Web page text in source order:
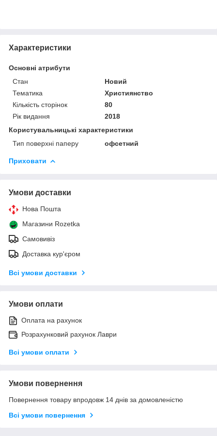
Характеристики
Основні атрибути
Стан
Новий
Тематика
Християнство
Кількість сторінок
80
Рік видання
2018
Користувальницькі характеристики
Тип поверхні паперу
офсетний
Приховати
Умови доставки
Нова Пошта
Магазини Rozetka
Самовивіз
Доставка кур'єром
Всі умови доставки
Умови оплати
Оплата на рахунок
Розрахунковий рахунок Лаври
Всі умови оплати
Умови повернення
Повернення товару впродовж 14 днів за домовленістю
Всі умови повернення